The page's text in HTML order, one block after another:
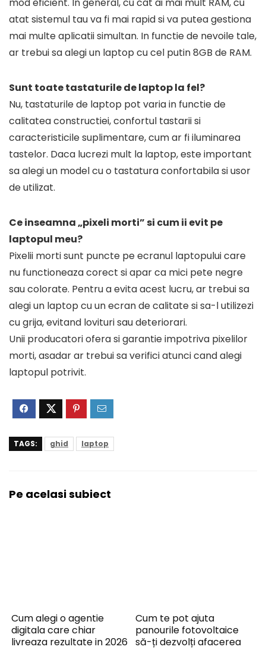
atat sistemul tau va fi mai rapid si va putea gestiona
mai multe aplicatii simultan. In functie de nevoile tale,
ar trebui sa alegi un laptop cu cel putin 8GB de RAM.
Sunt toate tastaturile de laptop la fel?
Nu, tastaturile de laptop pot varia in functie de
calitatea constructiei, confortul tastarii si
caracteristicile suplimentare, cum ar fi iluminarea
tastelor. Daca lucrezi mult la laptop, este important
sa alegi un model cu o tastatura confortabila si usor
de utilizat.
Ce inseamna „pixeli morti” si cum ii evit pe
laptopul meu?
Pixelii morti sunt puncte pe ecranul laptopului care
nu functioneaza corect si apar ca mici pete negre
sau colorate. Pentru a evita acest lucru, ar trebui sa
alegi un laptop cu un ecran de calitate si sa-l utilizezi
cu grija, evitand lovituri sau deteriorari.
Unii producatori ofera si garantie impotriva pixelilor
morti, asadar ar trebui sa verifici atunci cand alegi
laptopul potrivit.
TAGS: ghid laptop
Pe acelasi subiect
Cum alegi o agentie
digitala care chiar
livreaza rezultate in 2026
Cum te pot ajuta
panourile fotovoltaice
să-ți dezvolți afacerea